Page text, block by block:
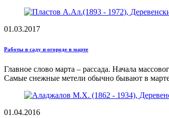
01.03.2017
Работы в саду и огороде в марте
Главное слово марта – рассада. Начала
Самые снежные метели обычно бывают в
01.04.2016